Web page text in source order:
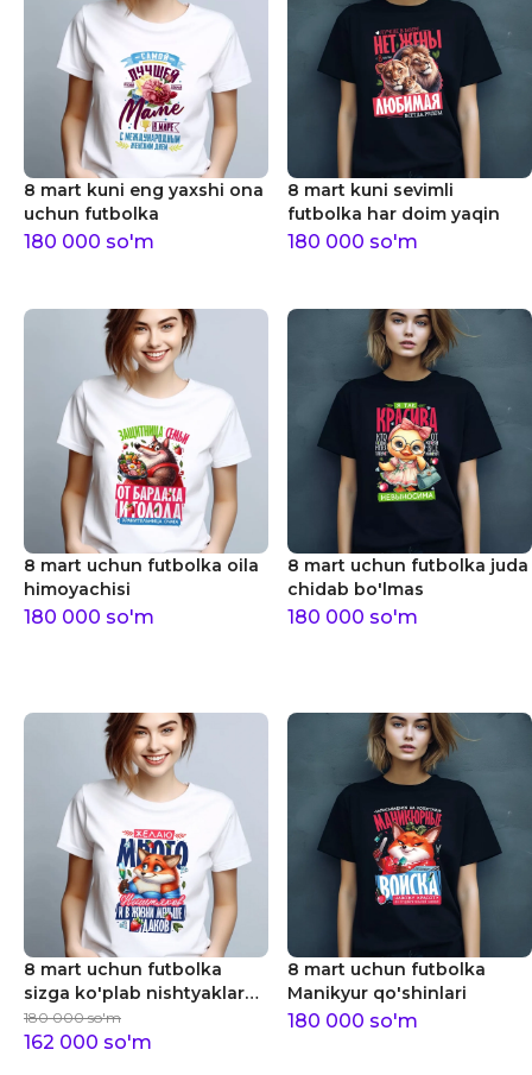
8 mart kuni eng yaxshi ona
uchun futbolka
180 000 so'm
8 mart kuni sevimli
futbolka har doim yaqin
180 000 so'm
8 mart uchun futbolka oila
himoyachisi
180 000 so'm
8 mart uchun futbolka juda
chidab bo'lmas
180 000 so'm
8 mart uchun futbolka
sizga ko'plab nishtyaklar
tilayman
180 000 so'm
162 000 so'm
8 mart uchun futbolka
Manikyur qo'shinlari
180 000 so'm